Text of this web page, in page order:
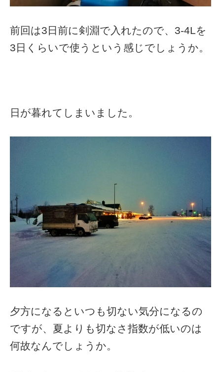
前回は3日前に剣淵で入れたので、3‐4Lを
3日くらいで使うという感じでしょうか。
日が暮れてしまいました。
夕方になるといつも切ない気分になるの
ですが、夏よりも切なさ指数が低いのは
何故なんでしょうか。